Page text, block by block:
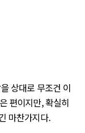
상대로 무조건 이
편이지만, 확실히
마찬가지다.